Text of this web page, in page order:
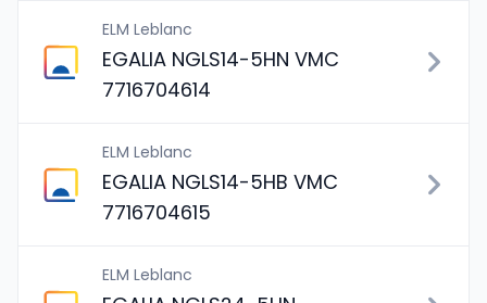
ELM Leblanc
EGALIA NGLS14-5HN VMC
7716704614
ELM Leblanc
EGALIA NGLS14-5HB VMC
7716704615
ELM Leblanc